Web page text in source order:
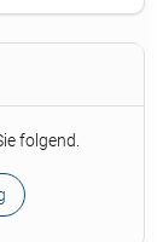
folgend.